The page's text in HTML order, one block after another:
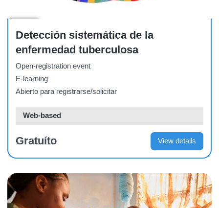
Detección sistemática de la
enfermedad tuberculosa
Open-registration event
E-learning
Abierto para registrarse/solicitar
Web-based
Gratuíto View details